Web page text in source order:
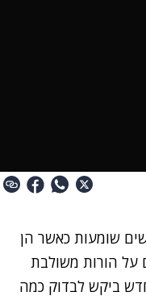
שומעות כאשר הן
על הורות משולבת
ביקש לבדוק כמה